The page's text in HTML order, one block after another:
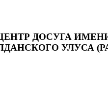
ДОСУГА
УЛУСА